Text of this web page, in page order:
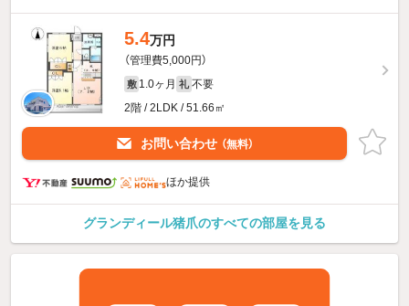
5.4万円
（管理費5,000円）
敷 1.0ヶ月 礼 不要
2階 / 2LDK / 51.66㎡
お問い合わせ （無料）
ほか提供
グランディール猪爪のすべての部屋を見る